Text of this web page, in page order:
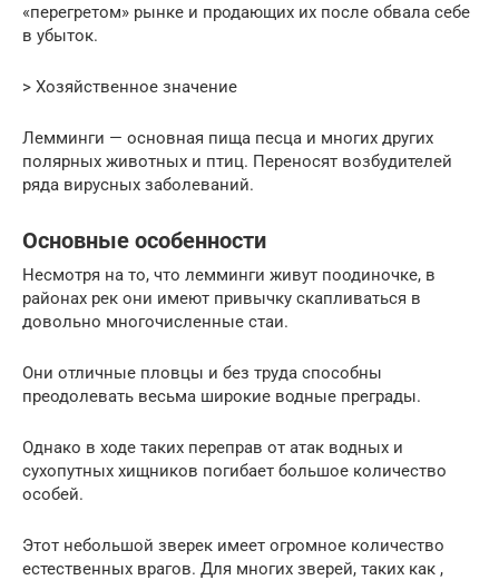
«перегретом» рынке и продающих их после обвала себе
в убыток.
> Хозяйственное значение
Лемминги — основная пища песца и многих других
полярных животных и птиц. Переносят возбудителей
ряда вирусных заболеваний.
Основные особенности
Несмотря на то, что лемминги живут поодиночке, в
районах рек они имеют привычку скапливаться в
довольно многочисленные стаи.
Они отличные пловцы и без труда способны
преодолевать весьма широкие водные преграды.
Однако в ходе таких переправ от атак водных и
сухопутных хищников погибает большое количество
особей.
Этот небольшой зверек имеет огромное количество
естественных врагов. Для многих зверей, таких как ,